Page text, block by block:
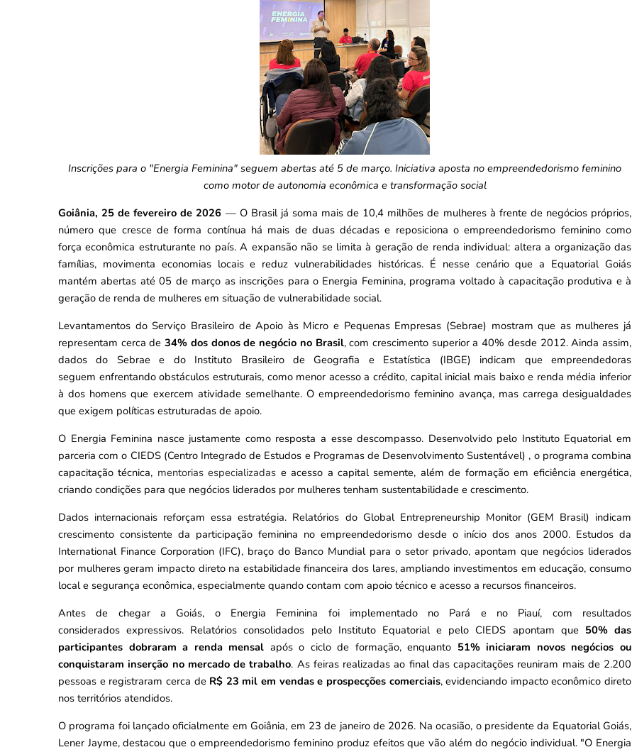
Inscrições para o "Energia Feminina" seguem abertas até 5 de março. Iniciativa aposta no empreendedorismo feminino
como motor de autonomia econômica e transformação social
Goiânia, 25 de fevereiro de 2026 — O Brasil já soma mais de 10,4 milhões de mulheres à frente de negócios próprios,
número que cresce de forma contínua há mais de duas décadas e reposiciona o empreendedorismo feminino como
força econômica estruturante no país. A expansão não se limita à geração de renda individual: altera a organização das
famílias, movimenta economias locais e reduz vulnerabilidades históricas. É nesse cenário que a Equatorial Goiás
mantém abertas até 05 de março as inscrições para o Energia Feminina, programa voltado à capacitação produtiva e à
geração de renda de mulheres em situação de vulnerabilidade social.
Levantamentos do Serviço Brasileiro de Apoio às Micro e Pequenas Empresas (Sebrae) mostram que as mulheres já
representam cerca de 34% dos donos de negócio no Brasil, com crescimento superior a 40% desde 2012. Ainda assim,
dados do Sebrae e do Instituto Brasileiro de Geografia e Estatística (IBGE) indicam que empreendedoras
seguem enfrentando obstáculos estruturais, como menor acesso a crédito, capital inicial mais baixo e renda média inferior
à dos homens que exercem atividade semelhante. O empreendedorismo feminino avança, mas carrega desigualdades
que exigem políticas estruturadas de apoio.
O Energia Feminina nasce justamente como resposta a esse descompasso. Desenvolvido pelo Instituto Equatorial em
parceria com o CIEDS (Centro Integrado de Estudos e Programas de Desenvolvimento Sustentável) , o programa combina
capacitação técnica, mentorias especializadas e acesso a capital semente, além de formação em eficiência energética,
criando condições para que negócios liderados por mulheres tenham sustentabilidade e crescimento.
Dados internacionais reforçam essa estratégia. Relatórios do Global Entrepreneurship Monitor (GEM Brasil) indicam
crescimento consistente da participação feminina no empreendedorismo desde o início dos anos 2000. Estudos da
International Finance Corporation (IFC), braço do Banco Mundial para o setor privado, apontam que negócios liderados
por mulheres geram impacto direto na estabilidade financeira dos lares, ampliando investimentos em educação, consumo
local e segurança econômica, especialmente quando contam com apoio técnico e acesso a recursos financeiros.
Antes de chegar a Goiás, o Energia Feminina foi implementado no Pará e no Piauí, com resultados
considerados expressivos. Relatórios consolidados pelo Instituto Equatorial e pelo CIEDS apontam que 50% das
participantes dobraram a renda mensal após o ciclo de formação, enquanto 51% iniciaram novos negócios ou
conquistaram inserção no mercado de trabalho. As feiras realizadas ao final das capacitações reuniram mais de 2.200
pessoas e registraram cerca de R$ 23 mil em vendas e prospecções comerciais, evidenciando impacto econômico direto
nos territórios atendidos.
O programa foi lançado oficialmente em Goiânia, em 23 de janeiro de 2026. Na ocasião, o presidente da Equatorial Goiás,
Lener Jayme, destacou que o empreendedorismo feminino produz efeitos que vão além do negócio individual. "O Energia